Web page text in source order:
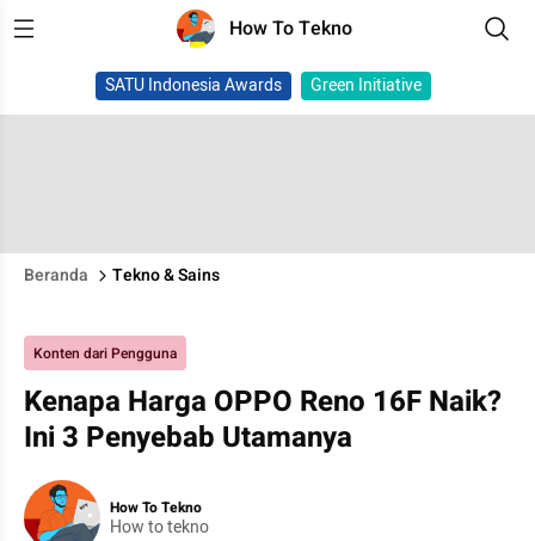
How To Tekno
SATU Indonesia Awards Green Initiative
Beranda Tekno & Sains
Konten dari Pengguna
Kenapa Harga OPPO Reno 16F Naik?
Ini 3 Penyebab Utamanya
How To Tekno
How to tekno